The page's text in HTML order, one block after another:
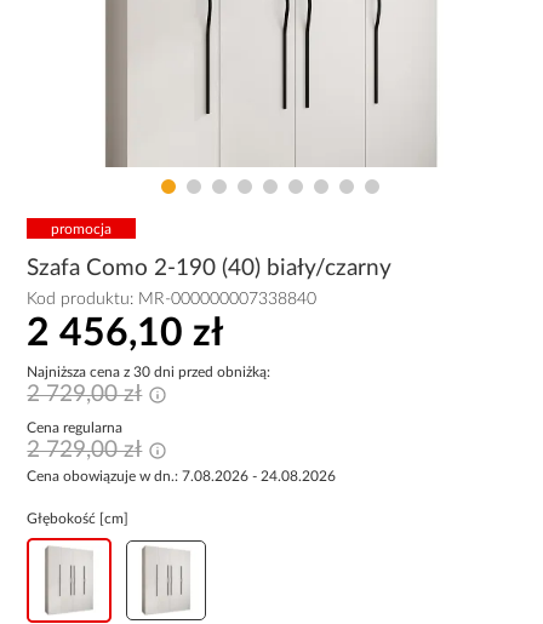
promocja
Szafa Como 2-190 (40) biały/czarny
Kod produktu: MR-000000007338840
2 456,10 zł
Najniższa cena z 30 dni przed obniżką:
2 729,00 zł
Cena regularna
2 729,00 zł
Cena obowiązuje w dn.: 7.08.2026 - 24.08.2026
Głębokość [cm]